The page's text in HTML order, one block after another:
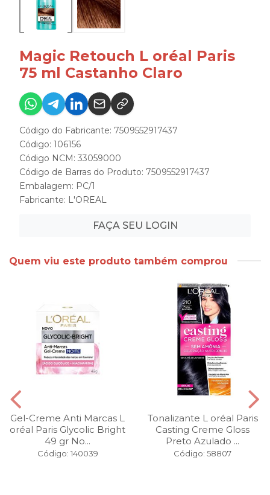
Magic Retouch L oréal Paris
75 ml Castanho Claro
Código do Fabricante: 7509552917437
Código: 106156
Código NCM: 33059000
Código de Barras do Produto: 7509552917437
Embalagem: PC/1
Fabricante: L'OREAL
FAÇA SEU LOGIN
Quem viu este produto também comprou
Gel-Creme Anti Marcas L
oréal Paris Glycolic Bright
49 gr No...
Código: 140039
Tonalizante L oréal Paris
Casting Creme Gloss
Preto Azulado ...
Código: 58807